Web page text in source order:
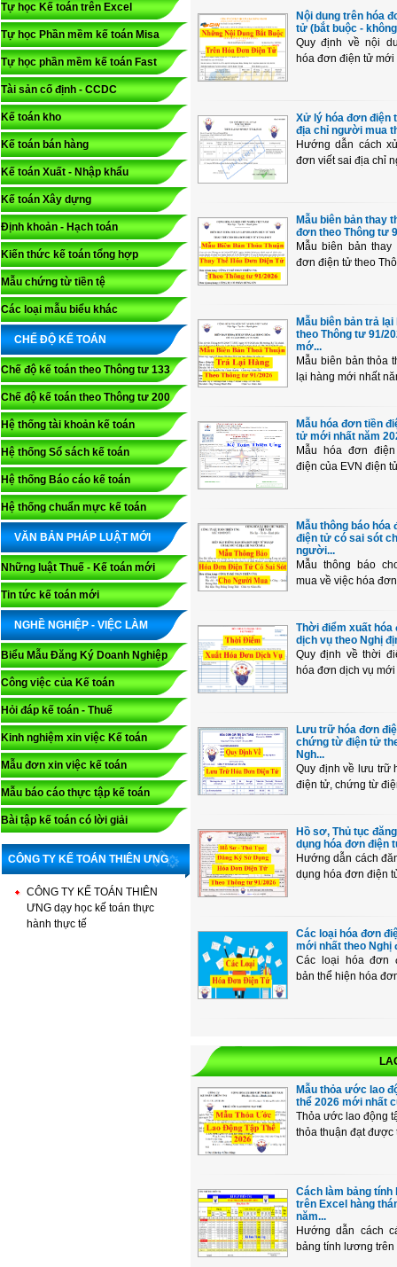
Tự học Kế toán trên Excel
Tự học Phần mềm kế toán Misa
Tự học phần mềm kế toán Fast
Tài sản cố định - CCDC
Kế toán kho
Kế toán bán hàng
Kế toán Xuất - Nhập khẩu
Kế toán Xây dựng
Định khoản - Hạch toán
Kiến thức kế toán tổng hợp
Mẫu chứng từ tiền tệ
Các loại mẫu biểu khác
CHẾ ĐỘ KẾ TOÁN
Chế độ kế toán theo Thông tư 133
Chế độ kế toán theo Thông tư 200
Hệ thống tài khoản kế toán
Hệ thống Sổ sách kế toán
Hệ thống Báo cáo kế toán
Hệ thống chuẩn mực kế toán
VĂN BẢN PHÁP LUẬT MỚI
Những luật Thuế - Kế toán mới
Tin tức kế toán mới
NGHỀ NGHIỆP - VIỆC LÀM
Biểu Mẫu Đăng Ký Doanh Nghiệp
Công việc của Kế toán
Hỏi đáp kế toán - Thuế
Kinh nghiệm xin việc Kế toán
Mẫu đơn xin việc kế toán
Mẫu báo cáo thực tập kế toán
Bài tập kế toán có lời giải
CÔNG TY KẾ TOÁN THIÊN ƯNG
CÔNG TY KẾ TOÁN THIÊN
ƯNG dạy học kế toán thực
hành thực tế
Nội dung trên hóa
tử (bắt buộc -
Quy định về nội
hóa đơn điện tử mới
Xử lý hóa đơn điện
địa chỉ người mua
Hướng dẫn cách
đơn viết sai địa chỉ
Mẫu biên bản thay
đơn theo Thông tư
Mẫu biên bản thay
đơn điện tử theo
Mẫu biên bản trả lại
theo Thông tư 91/
mớ...
Mẫu biên bản thỏa
lại hàng mới nhất
Mẫu hóa đơn tiền
tử mới nhất năm
Mẫu hóa đơn
điện của EVN điện
Mẫu thông báo hóa
điện tử có sai sót
người...
Mẫu thông báo
mua về việc hóa
Thời điểm xuất hóa
dịch vụ theo Nghị
Quy định về thời
hóa đơn dịch vụ mới
Lưu trữ hóa đơn
chứng từ điện tử
Ngh...
Quy định về lưu trữ
điện tử, chứng từ
Hồ sơ, Thủ tục
dụng hóa đơn điện
Hướng dẫn cách
dụng hóa đơn điện
Các loại hóa đơn
mới nhất theo Nghị
Các loại hóa đơn
bản thể hiện hóa
Mẫu thỏa ước lao
thể 2026 mới nhất
Thỏa ước lao động
thỏa thuận đạt được
Cách làm bảng
trên Excel hàng
năm...
Hướng dẫn cách
bảng tính lương trên